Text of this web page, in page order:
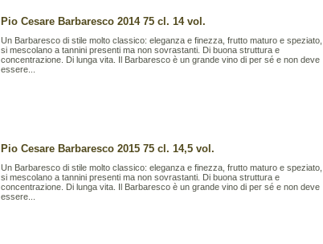
Pio Cesare Barbaresco 2014 75 cl. 14 vol.
Un Barbaresco di stile molto classico: eleganza e finezza, frutto maturo e speziato,
si mescolano a tannini presenti ma non sovrastanti. Di buona struttura e
concentrazione. Di lunga vita. Il Barbaresco è un grande vino di per sé e non deve
essere...
Pio Cesare Barbaresco 2015 75 cl. 14,5 vol.
Un Barbaresco di stile molto classico: eleganza e finezza, frutto maturo e speziato,
si mescolano a tannini presenti ma non sovrastanti. Di buona struttura e
concentrazione. Di lunga vita. Il Barbaresco è un grande vino di per sé e non deve
essere...